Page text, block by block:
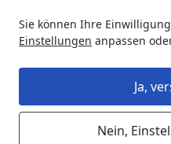
Sie können Ihre
Einstellungen anpassen
Ja,
Nein,